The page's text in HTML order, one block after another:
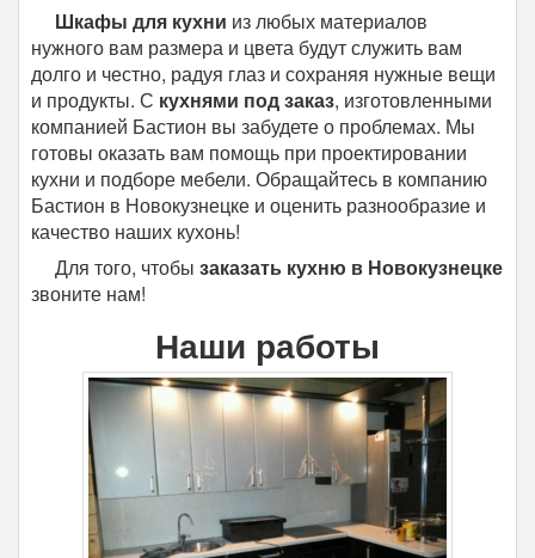
Шкафы для кухни из любых материалов
нужного вам размера и цвета будут служить вам
долго и честно, радуя глаз и сохраняя нужные вещи
и продукты. С кухнями под заказ, изготовленными
компанией Бастион вы забудете о проблемах. Мы
готовы оказать вам помощь при проектировании
кухни и подборе мебели. Обращайтесь в компанию
Бастион в Новокузнецке и оценить разнообразие и
качество наших кухонь!
Для того, чтобы заказать кухню в Новокузнецке
звоните нам!
Наши работы